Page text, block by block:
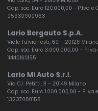
Cap. soc. Euro 120.000,00 - P.Iva
05930900963
Lario Bergauto S.p.A.
Viale Fulvio Testi, 60 - 20126 Milano
Cap. soc. Euro 3.000.000,00 - P.Iva
11440160155
Lario Mi Auto S.r.l.
Via C.I. Petitti, 8 - 20149 Milano
Cap. soc. Euro 1.000.000,00 - P.Iva
13237080158